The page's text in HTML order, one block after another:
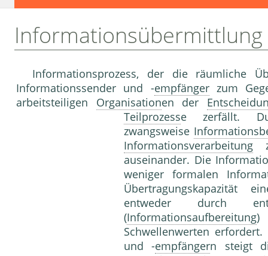
Informationsübermittlung
Informationsprozess, der die räumliche
Informationssender und -empfängerzum
arbeitsteiligen Organisationen der
Teilprozesse zerfällt.
zwangsweise
Informationsverarbeitung
auseinander. Die
weniger formalen
Übertragungskapazität
entweder durch
(Informationsaufbereitung)
Schwellenwerten
und -empfängern steigt